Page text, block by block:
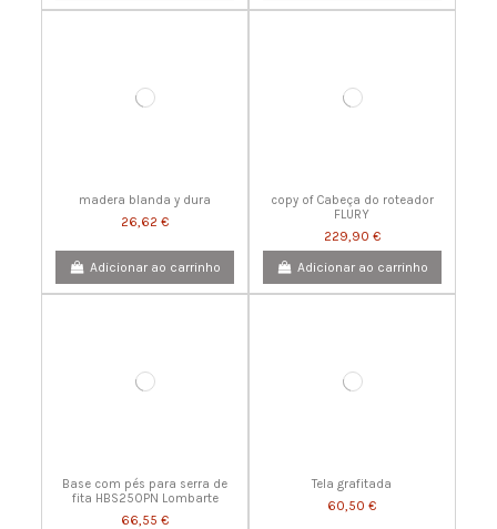
madera blanda y dura
26,62 €
Adicionar ao carrinho
copy of Cabeça do roteador
FLURY
229,90 €
Adicionar ao carrinho
Base com pés para serra de
fita HBS250PN Lombarte
66,55 €
Tela grafitada
60,50 €